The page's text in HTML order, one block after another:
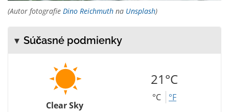
(Autor fotografie Dino Reichmuth na Unsplash)
Súčasné podmienky
Clear Sky
21°C
°C °F